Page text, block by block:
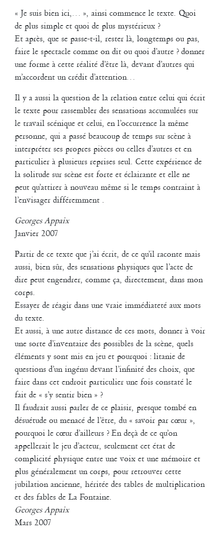
« Je suis bien ici,… », ainsi commence le texte. Quoi
de plus simple et quoi de plus mystérieux ?
Et après, que se passe-t-il, rester là, longtemps ou pas,
faire le spectacle comme on dit ou quoi d’autre ? donner
une forme à cette réalité d’être là, devant d’autres qui
m’accordent un crédit d’attention…
Il y a aussi la question de la relation entre celui qui écrit
le texte pour rassembler des sensations accumulées sur
le travail scénique et celui, en l’occurrence la même
personne, qui a passé beaucoup de temps sur scène à
interpréter ses propres pièces ou celles d’autres et en
particulier à plusieurs reprises seul. Cette expérience de
la solitude sur scène est forte et éclairante et elle ne
peut qu’attirer à nouveau même si le temps contraint à
l’envisager différemment .
Georges Appaix
Janvier 2007
Partir de ce texte que j’ai écrit, de ce qu’il raconte mais
aussi, bien sûr, des sensations physiques que l’acte de
dire peut engendrer, comme ça, directement, dans mon
corps.
Essayer de réagir dans une vraie immédiateté aux mots
du texte.
Et aussi, à une autre distance de ces mots, donner à voir
une sorte d’inventaire des possibles de la scène, quels
éléments y sont mis en jeu et pourquoi : litanie de
questions d’un ingénu devant l’infinité des choix, que
faire dans cet endroit particulier une fois constaté le
fait de « s’y sentir bien » ?
Il faudrait aussi parler de ce plaisir, presque tombé en
désuétude ou menacé de l’être, du « savoir par cœur »,
pourquoi le cœur d’ailleurs ? En deçà de ce qu’on
appellerait le jeu d’acteur, seulement cet état de
complicité physique entre une voix et une mémoire et
plus généralement un corps, pour retrouver cette
jubilation ancienne, héritée des tables de multiplication
et des fables de La Fontaine.
Georges Appaix
Mars 2007
différent, une « performance », un moment scénique, une
occurrence….
Plus de légèreté dans l’élaboration du travail et sans doute une
place encore plus grande donné à l’individu.
Eux seuls, pas de décors, peu ou pas de lumières, peut-être même
pas de plateau. Du son : un lecteur de C.D. qu’eux-mêmes
commandent pour nous faire entendre des musiques ; un micro
Quelques objets.
Ils sont dans l’espace, chacun comme s’il y était seul.
Ils s’interrompent, ou paraissent s’ignorer, formant alors des duos
ou trios inopinés.
Ils sont simplement, si l’on peut dire, dans cette ambiguïté, cet
entre-deux : être soi-même mais aussi cet autre, qui agit, se
comporte, s’exprime différemment et demeure pourtant
reconnaissable, familier.
Proches et pourtant si différents !
Pour tenter une formule, ils mentent la vérité !
Georges Appaix
Avril 2005
2007
mise en scène de Music Hall
de Jean-Luc Lagarce pour la Compagnie Théâtre Provisoire au
Théâtre de la Minoterie à Marseille
Le temps n’attend pas
documentaire sur la compagnie La Liseuse et Georges Appaix –
réalisation Eric Legay / production Château Rouge Production -
Télésonne – 52 minutes
Sire Ennemi Dinette
François Bouteau/Gill Viandier/Jean-Paul Bourel/Wendy
Cornu
Création pour l’espace public dans le cadre des commandes de Lieux
Publics : Sirènes et midi net
Dodeca ... ou presque